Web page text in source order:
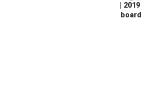
برد شارژ هواوی وای 7 پرو 2019 |